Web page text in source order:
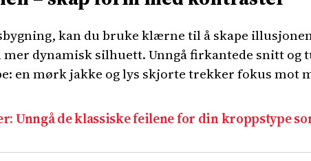
kan du bruke klærne til å skape
mer dynamisk silhuett. Unngå firkantede snitt
en mørk jakke og lys skjorte trekker fokus mot
Unngå de klassiske feilene for din kroppstype